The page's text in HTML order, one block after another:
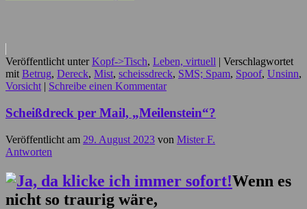
Veröffentlicht unter Kopf->Tisch, Leben, virtuell | Verschlagwortet
mit Betrug, Dereck, Mist, scheissdreck, SMS; Spam, Spoof, Unsinn,
Vorsicht | Schreibe einen Kommentar
Scheißdreck per Mail, „Meilenstein“?
Veröffentlicht am 29. August 2023 von Mister F.
Antworten
Wenn es
nicht so traurig wäre,